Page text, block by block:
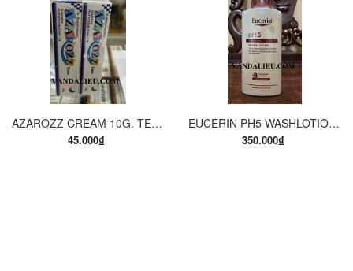
AZAROZZ CREAM 10G. TERBINAFINE 1%. THUỐC TRỊ NẤM DA CHÂN, NẤM DA ĐÙI, NẤM DA THÂN, LANG BEN...
45.000₫
EUCERIN PH5 WASHLOTION 400ML. SỮA TẮM DẠNG GEL CHO DA NHẠY CẢM.
350.000₫